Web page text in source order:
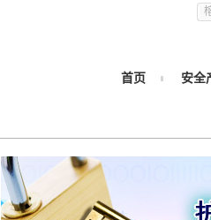
首页 安全